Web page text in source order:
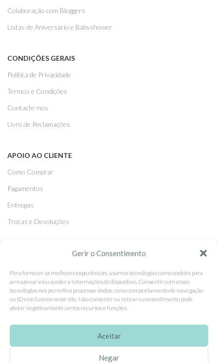
Gerir o Consentimento
Para fornecer as melhores experiências, usamos tecnologias como cookies para
armazenar e/ou aceder a informações do dispositivo. Consentir com essas
tecnologias nos permitirá processar dados, como comportamento de navegação
ou IDs exclusivos neste site. Não consentir ou retirar o consentimento pode
afetar negativamante certos recursos e funções.
Aceitar
Negar
Colaboração com Bloggers
Listas de Aniversário e Babyshower
CONDIÇÕES GERAIS
Politica de Privacidade
Termos e Condições
Contacte-nos
Livro de Reclamações
APOIO AO CLIENTE
Como Comprar
Pagamentos
Entregas
Trocas e Devoluções
Facebook
Instagram
Pinterest